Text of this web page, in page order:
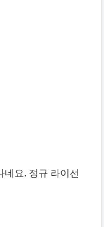
요. 정규 라이선